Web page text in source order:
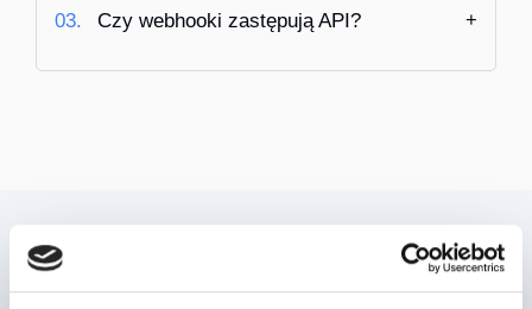
03. Czy webhooki zastępują API?
Potrzebujesz dedykowanej